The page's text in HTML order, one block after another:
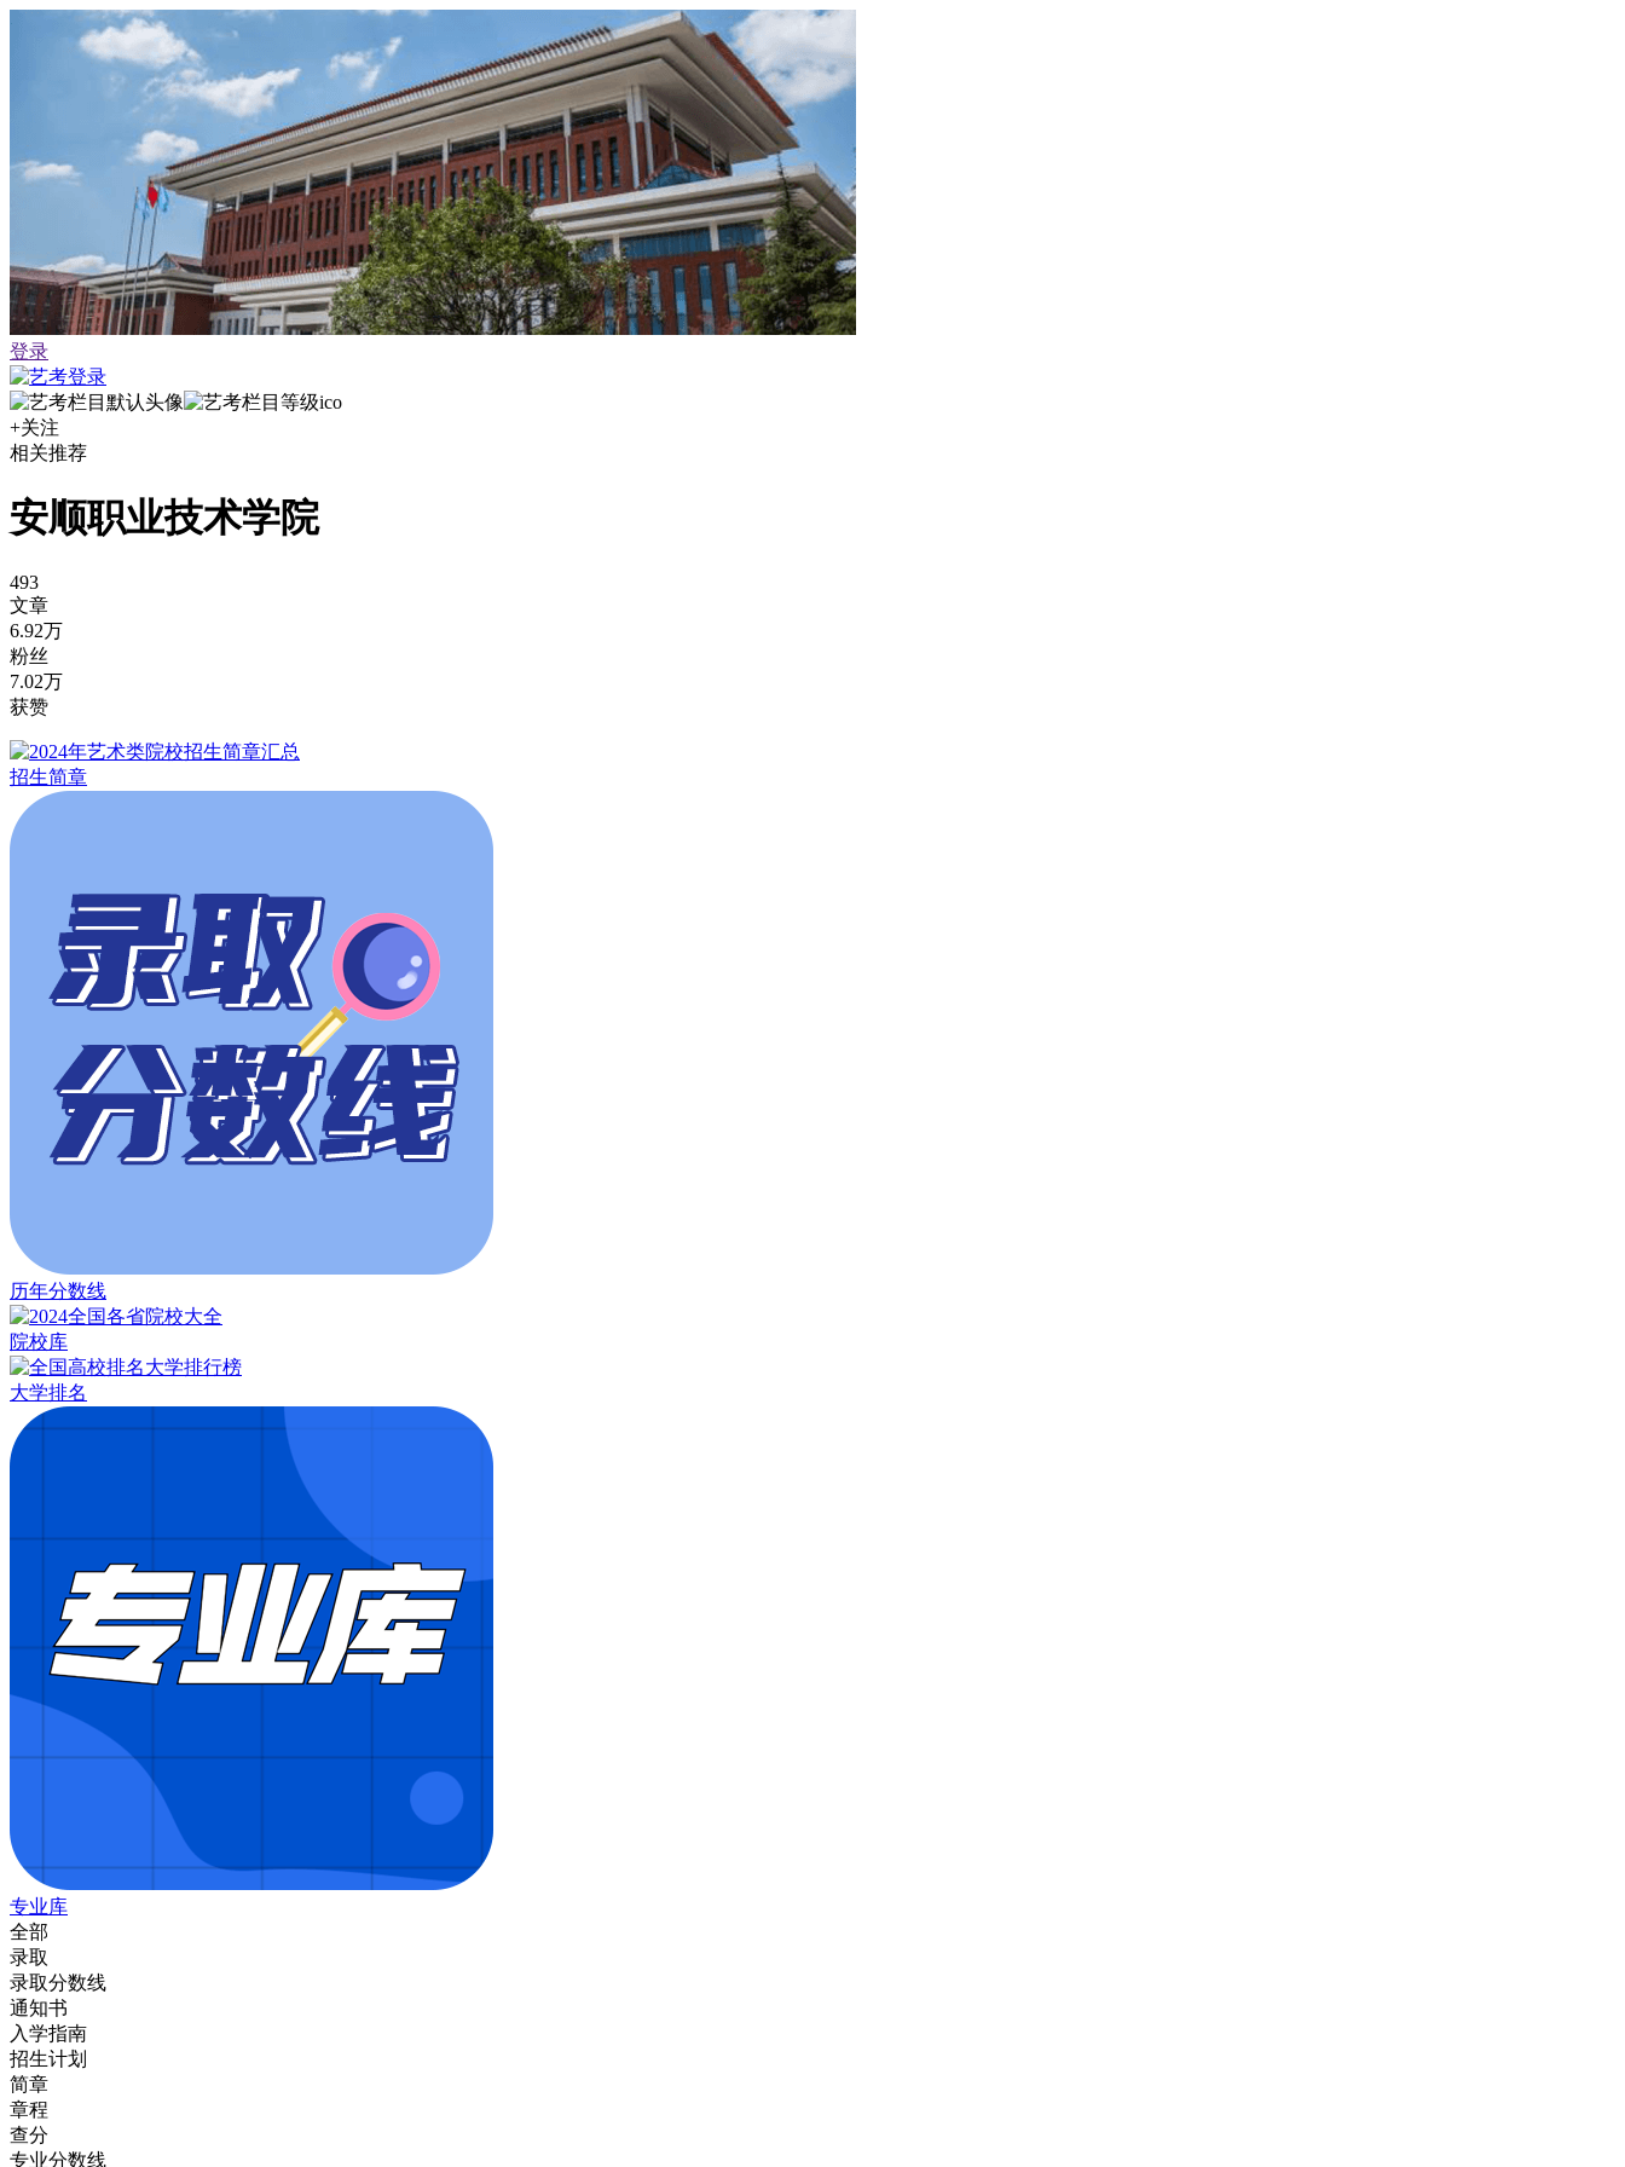
登录
+关注
相关推荐
安顺职业技术学院
493
文章
6.92万
粉丝
7.02万
获赞
招生简章
历年分数线
院校库
大学排名
专业库
全部
录取
录取分数线
通知书
入学指南
招生计划
简章
章程
查分
专业分数线